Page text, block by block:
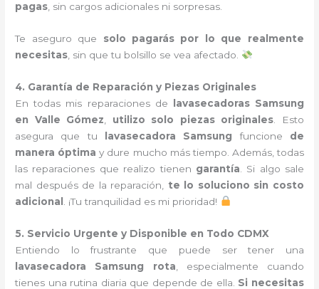
pagas , sin cargos adicionales ni sorpresas.
Te aseguro que solo pagarás por lo que realmente
necesitas , sin que tu bolsillo se vea afectado.
4. Garantía de Reparación y Piezas Originales
En todas mis reparaciones de
lavasecadoras Samsung
en Valle Gómez
utilizo solo piezas originales . Esto
asegura que tu
lavasecadora Samsung funcione de
manera óptima y dure mucho más tiempo. Además, todas
las reparaciones que realizo tienen garantía . Si algo sale
mal después de la reparación, te lo soluciono sin costo
adicional
. ¡Tu tranquilidad es mi prioridad!
5. Servicio Urgente y Disponible en Todo CDMX
Entiendo lo frustrante que puede ser tener una
lavasecadora Samsung rota , especialmente cuando
tienes una rutina diaria que depende de ella. Si necesitas